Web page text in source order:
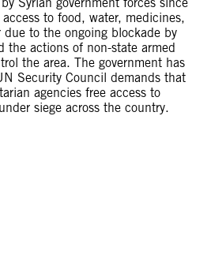
to food, water, medicines,
to the ongoing blockade by
the actions of non-state armed
the area. The government has
Security Council demands that
agencies free access to
siege across the country.